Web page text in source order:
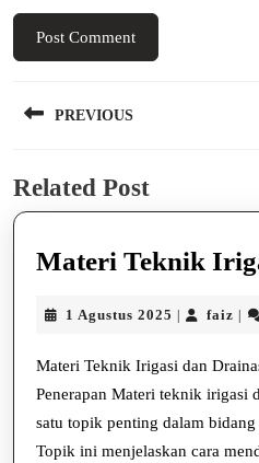
pos
PREVIOUS
post:
Related Post
Materi Teknik
1 Agustus 2025 1| faiz |
Materi Teknik Irigasi dan
Penerapan Materi teknik irigasi
satu topik penting dalam
Topik ini menjelaskan cara